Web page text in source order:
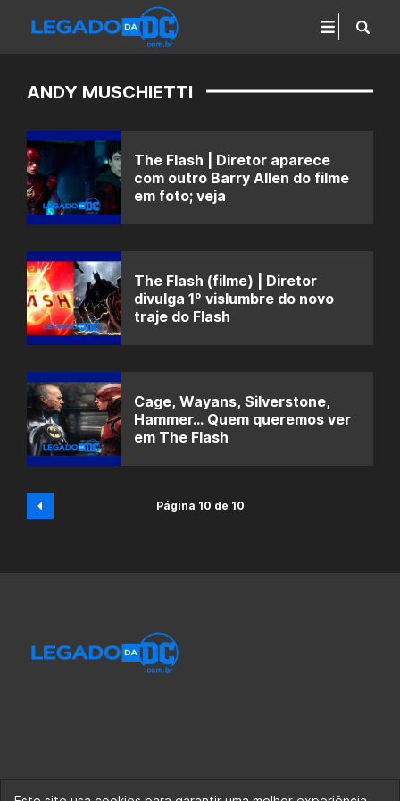
ANDY MUSCHIETTI
The Flash | Diretor aparece
com outro Barry Allen do filme
em foto; veja
The Flash (filme) | Diretor
divulga 1º vislumbre do novo
traje do Flash
Cage, Wayans, Silverstone,
Hammer… Quem queremos ver
em The Flash
Página 10 de 10